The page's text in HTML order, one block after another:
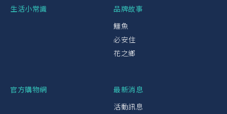
生活小常識
品牌故事
鱷魚
必安住
花之鄉
官方購物網
最新消息
活動訊息